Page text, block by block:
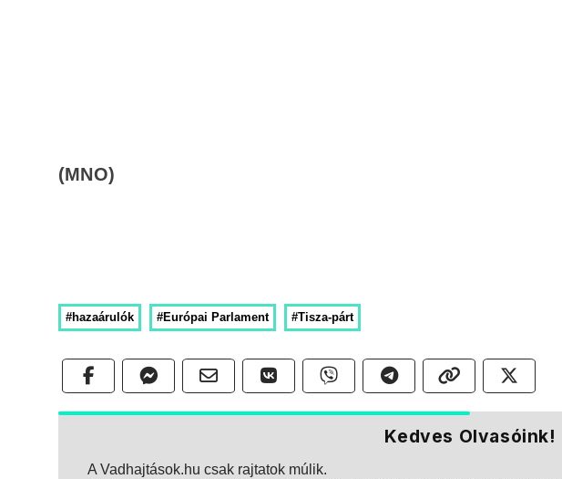
(MNO)
#hazaárulók #Európai Parlament #Tisza-párt
Kedves Olvasóink!
A Vadhajtások.hu csak rajtatok múlik.